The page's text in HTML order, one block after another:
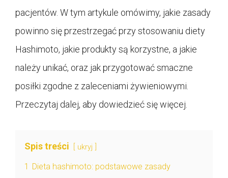
pacjentów. W tym artykule omówimy, jakie zasady
powinno się przestrzegać przy stosowaniu diety
Hashimoto, jakie produkty są korzystne, a jakie
należy unikać, oraz jak przygotować smaczne
posiłki zgodne z zaleceniami żywieniowymi.
Przeczytaj dalej, aby dowiedzieć się więcej.
Spis treści ukryj
1 Dieta hashimoto: podstawowe zasady